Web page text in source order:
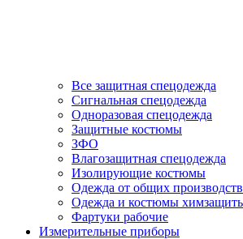
Все защитная спецодежда
Сигнальная спецодежда
Одноразовая спецодежда
Защитные костюмы
ЗФО
Влагозащитная спецодежда
Изолирующие костюмы
Одежда от общих
Одежда и костюмы
Фартуки рабочие
Измерительные приборы